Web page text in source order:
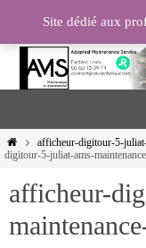
le
contenu
Homeafficheur-digitour-5-
digitour-5-juliat-ams-
afficheur-
Site dédié aux